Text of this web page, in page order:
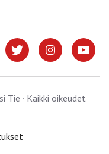
Tie · Kaikki oikeudet